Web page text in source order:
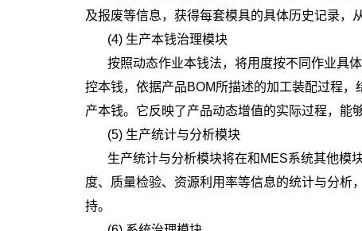
及报废等信息，获得每套模具的具体历史记录，
(4) 生产本钱治理模块
按照动态作业本钱法，将用度按不同作业具
控本钱，依据产品BOM所描述的加工装配过程
产本钱。它反映了产品动态增值的实际过程，能
(5) 生产统计与分析模块
生产统计与分析模块将在和MES系统其他模
度、质量检验、资源利用率等信息的统计与分析
持。